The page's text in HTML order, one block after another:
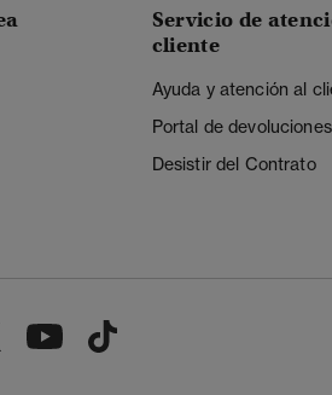
Servicio de
cliente
Ayuda y atención al
Portal de devoluciones
Desistir del Contrato